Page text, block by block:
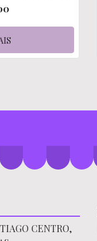
CENTRO,